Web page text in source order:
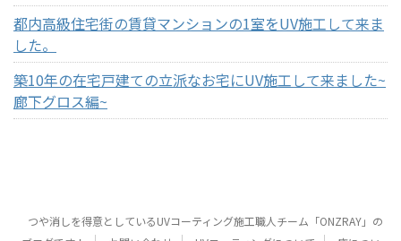
都内高級住宅街の賃貸マンションの1室をUV施工して来ま
した。
築10年の在宅戸建ての立派なお宅にUV施工して来ました~
廊下グロス編~
つや消しを得意としているUVコーティング施工職人チーム「ONZRAY」の